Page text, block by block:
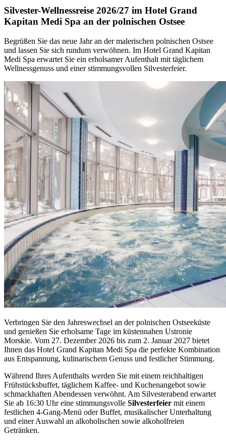
Silvester-Wellnessreise 2026/27 im Hotel Grand
Kapitan Medi Spa an der polnischen Ostsee
Begrüßen Sie das neue Jahr an der malerischen polnischen Ostsee
und lassen Sie sich rundum verwöhnen. Im Hotel Grand Kapitan
Medi Spa erwartet Sie ein erholsamer Aufenthalt mit täglichem
Wellnessgenuss und einer stimmungsvollen Silvesterfeier.
Verbringen Sie den Jahreswechsel an der polnischen Ostseeküste
und genießen Sie erholsame Tage im küstennahen Ustronie
Morskie. Vom 27. Dezember 2026 bis zum 2. Januar 2027 bietet
Ihnen das Hotel Grand Kapitan Medi Spa die perfekte Kombination
aus Entspannung, kulinarischem Genuss und festlicher Stimmung.
Während Ihres Aufenthalts werden Sie mit einem reichhaltigen
Frühstücksbuffet, täglichem Kaffee- und Kuchenangebot sowie
schmackhaften Abendessen verwöhnt. Am Silvesterabend erwartet
Sie ab 16:30 Uhr eine stimmungsvolle Silvesterfeier mit einem
festlichen 4-Gang-Menü oder Buffet, musikalischer Unterhaltung
und einer Auswahl an alkoholischen sowie alkoholfreien
Getränken.